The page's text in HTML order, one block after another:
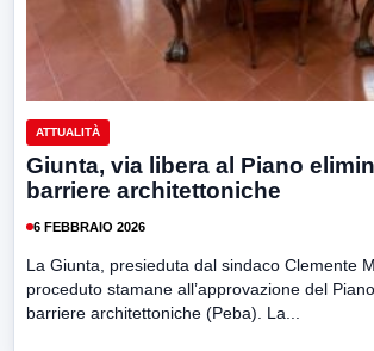
ATTUALITÀ
Giunta, via libera al Piano
barriere architettoniche
6 FEBBRAIO 2026
La Giunta, presieduta dal sindaco Clemente
proceduto stamane all’approvazione del
barriere architettoniche (Peba). La...